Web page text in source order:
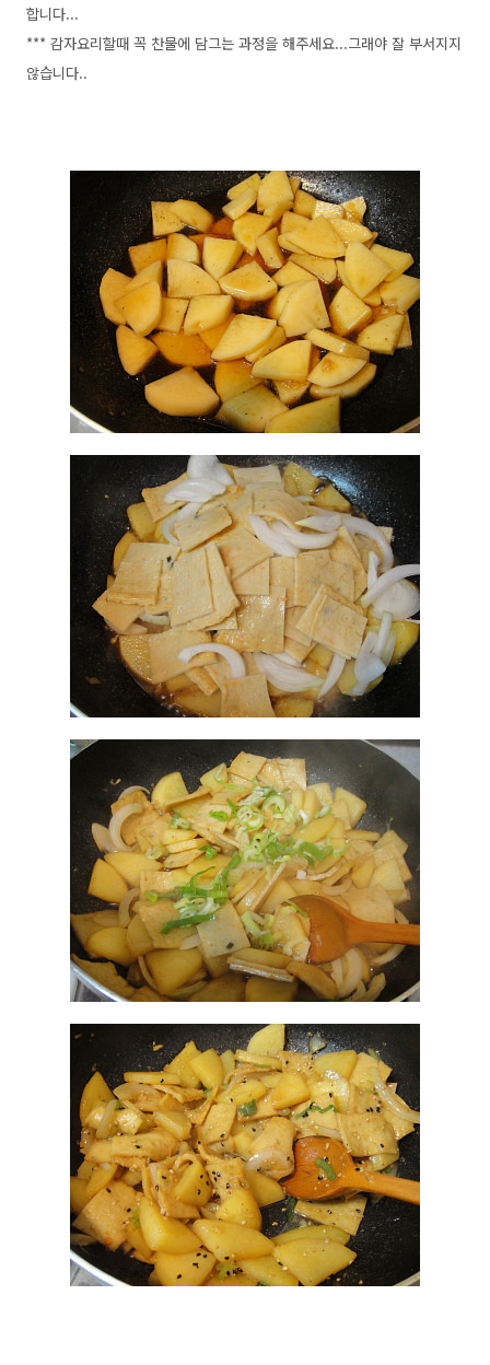
합니다...
*** 감자요리할때 꼭 찬물에 담그는 과정을 해주세요...그래야 잘 부서지지
않습니다..